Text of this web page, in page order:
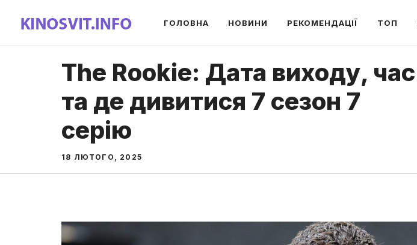
вмісту
ГОЛОВНА НОВИНИ РЕКОМЕНДАЦІЇ ТОП
The Rookie: Дата виходу, час
та де дивитися 7 сезон 7
серію
18 ЛЮТОГО, 2025